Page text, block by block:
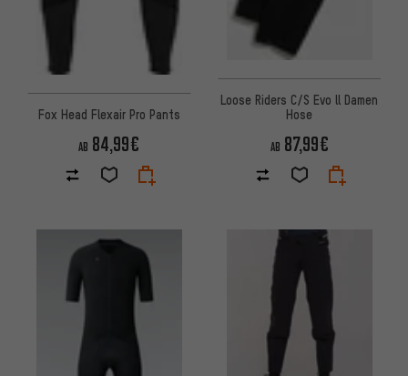
Fox Head Flexair Pro Pants
AB 84,99€
Loose Riders C/S Evo ll Damen
Hose
AB 87,99€